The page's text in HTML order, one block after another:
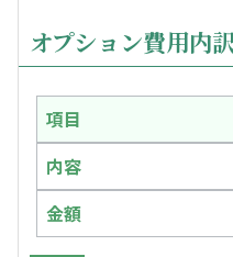
オプション費用内